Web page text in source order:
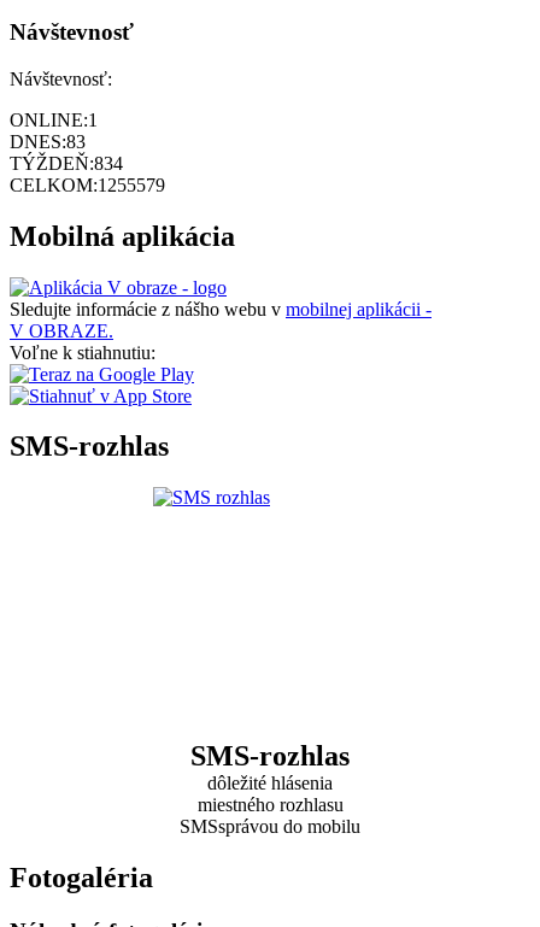
Návštevnosť
Návštevnosť:
ONLINE:1
DNES:83
TÝŽDEŇ:834
CELKOM:1255579
Mobilná aplikácia
Sledujte informácie z nášho webu v mobilnej aplikácii -
V OBRAZE.
Voľne k stiahnutiu:
SMS-rozhlas
SMS-rozhlas
dôležité hlásenia
miestného rozhlasu
SMSsprávou do mobilu
Fotogaléria